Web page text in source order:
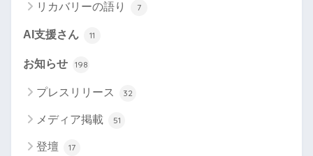
リカバリーの語り 7
AI支援さん 11
お知らせ 198
プレスリリース 32
メディア掲載 51
登壇 17